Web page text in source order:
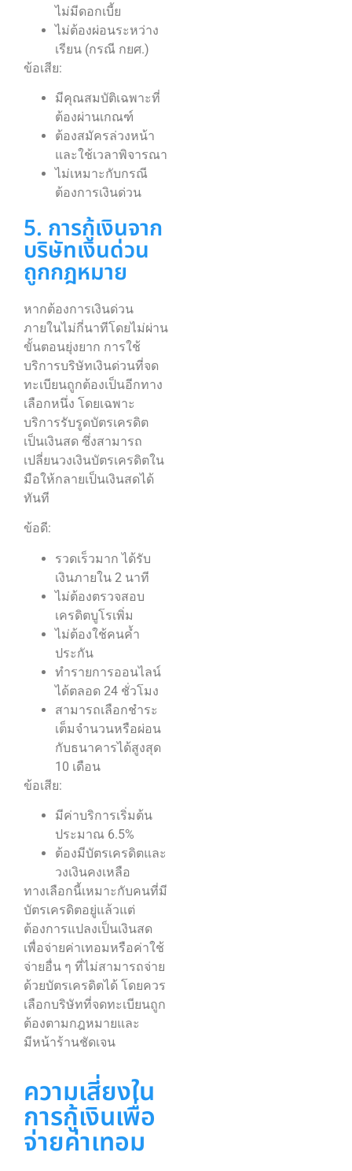
ไม่มีดอกเบี้ย
ไม่ต้องผ่อนระหว่าง
เรียน (กรณี กยศ.)
ข้อเสีย:
มีคุณสมบัติเฉพาะที่
ต้องผ่านเกณฑ์
ต้องสมัครล่วงหน้า
และใช้เวลาพิจารณา
ไม่เหมาะกับกรณี
ต้องการเงินด่วน
5. การกู้เงินจาก
บริษัทเงินด่วน
ถูกกฎหมาย
หากต้องการเงินด่วน
ภายในไม่กี่นาทีโดยไม่ผ่าน
ขั้นตอนยุ่งยาก การใช้
บริการบริษัทเงินด่วนที่จด
ทะเบียนถูกต้องเป็นอีกทาง
เลือกหนึ่ง โดยเฉพาะ
บริการรับรูดบัตรเครดิต
เป็นเงินสด ซึ่งสามารถ
เปลี่ยนวงเงินบัตรเครดิตใน
มือให้กลายเป็นเงินสดได้
ทันที
ข้อดี:
รวดเร็วมาก ได้รับ
เงินภายใน 2 นาที
ไม่ต้องตรวจสอบ
เครดิตบูโรเพิ่ม
ไม่ต้องใช้คนค้ำ
ประกัน
ทำรายการออนไลน์
ได้ตลอด 24 ชั่วโมง
สามารถเลือกชำระ
เต็มจำนวนหรือผ่อน
กับธนาคารได้สูงสุด
10 เดือน
ข้อเสีย:
มีค่าบริการเริ่มต้น
ประมาณ 6.5%
ต้องมีบัตรเครดิตและ
วงเงินคงเหลือ
ทางเลือกนี้เหมาะกับคนที่มี
บัตรเครดิตอยู่แล้วแต่
ต้องการแปลงเป็นเงินสด
เพื่อจ่ายค่าเทอมหรือค่าใช้
จ่ายอื่น ๆ ที่ไม่สามารถจ่าย
ด้วยบัตรเครดิตได้ โดยควร
เลือกบริษัทที่จดทะเบียนถูก
ต้องตามกฎหมายและ
มีหน้าร้านชัดเจน
ความเสี่ยงใน
การกู้เงินเพื่อ
จ่ายค่าเทอม